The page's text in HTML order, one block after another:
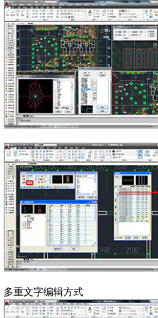
多重文字编辑方式 各